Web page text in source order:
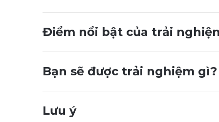
Điểm nổi bật của trải
Bạn sẽ được trải nghiệm gì?
Lưu ý